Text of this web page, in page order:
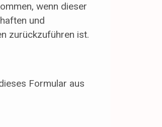
wenn dieser
und
zurückzuführen ist.
Formular aus